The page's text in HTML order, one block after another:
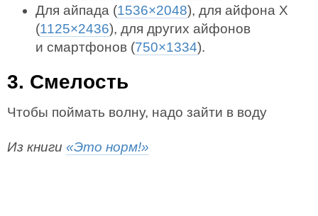
Для айпада (1536×2048), для айфона X
(1125×2436), для других айфонов
и смартфонов (750×1334).
3. Смелость
Чтобы поймать волну, надо зайти в воду
Из книги «Это норм!»